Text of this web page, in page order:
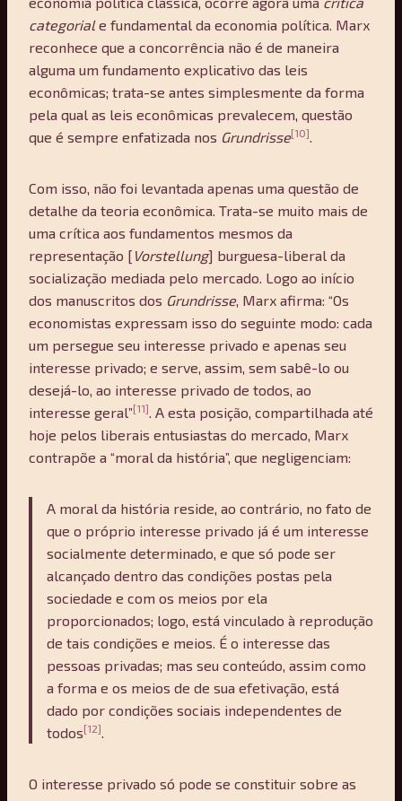
categoriale fundamental da economia política. Marx
reconhece que a concorrência não é de maneira
alguma um fundamento explicativo das leis
econômicas; trata-se antes simplesmente da forma
pela qual as leis econômicas prevalecem, questão
que é sempre enfatizada nos Grundrisse[10]
Com isso, não foi levantada apenas uma questão de
detalhe da teoria econômica. Trata-se muito mais de
uma crítica aos fundamentos mesmos da
representação [ Vorstellung] burguesa-liberal da
socialização mediada pelo mercado. Logo ao início
dos manuscritos dos Grundrisse, Marx afirma: “Os
economistas expressam isso do seguinte modo: cada
um persegue seu interesse privado e apenas seu
interesse privado; e serve, assim, sem sabê-lo ou
desejá-lo, ao interesse privado de todos, ao
interesse geral”[11] . A esta posição, compartilhada até
hoje pelos liberais entusiastas do mercado, Marx
contrapõe a “moral da história”, que negligenciam:
A moral da história reside, ao contrário, no fato de
que o próprio interesse privado já é um interesse
socialmente determinado, e que só pode ser
alcançado dentro das condições postas pela
sociedade e com os meios por ela
proporcionados; logo, está vinculado à reprodução
de tais condições e meios. É o interesse das
pessoas privadas; mas seu conteúdo, assim como
a forma e os meios de de sua efetivação, está
dado por condições sociais independentes de
todos[12]
O interesse privado só pode se constituir sobre as